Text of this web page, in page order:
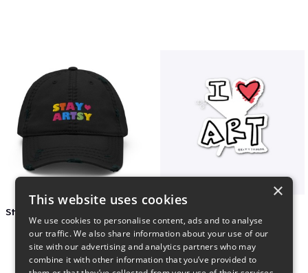
×
This website uses cookies
We use cookies to personalise content, ads and to analyse
our traffic. We also share information about your use of our
site with our advertising and analytics partners who may
combine it with other information that you’ve provided to